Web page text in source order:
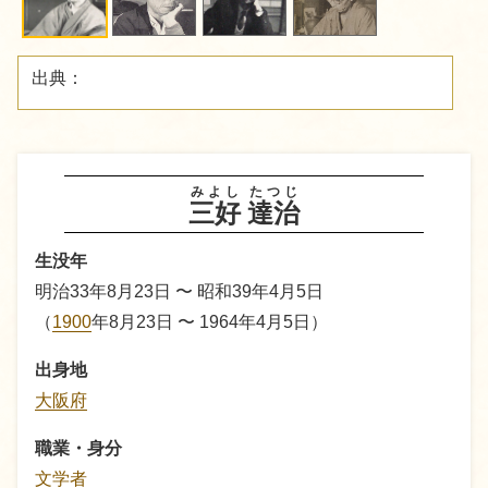
三好
みよし
達治
たつじ
生没年
明治33年8月23日 〜 昭和39年4月5日
（1900年8月23日 〜 1964年4月5日）
出身地
大阪府
職業・身分
文学者
出典：